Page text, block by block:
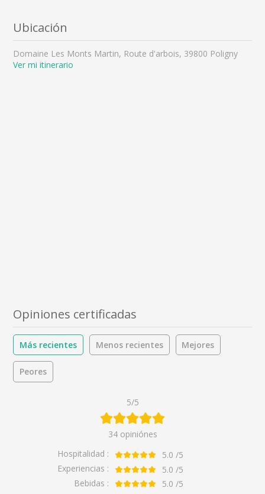
Ubicación
Domaine Les Monts Martin, Route d'arbois, 39800 Poligny
Ver mi itinerario
Opiniones certificadas
Más recientes Menos recientes Mejores
Peores
5/5
34 opiniónes
Hospitalidad :
5.0 /5
Experiencias :
5.0 /5
Bebidas :
5.0 /5